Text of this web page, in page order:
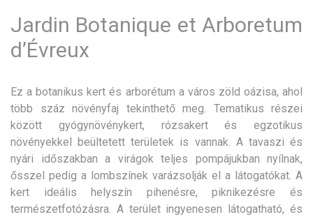
Jardin Botanique et Arboretum
d’Évreux
Ez a botanikus kert és arborétum a város zöld oázisa, ahol
több száz növényfaj tekinthető meg. Tematikus részei
között gyógynövénykert, rózsakert és egzotikus
növényekkel beültetett területek is vannak. A tavaszi és
nyári időszakban a virágok teljes pompájukban nyílnak,
ősszel pedig a lombszínek varázsolják el a látogatókat. A
kert ideális helyszín pihenésre, piknikezésre és
természetfotózásra. A terület ingyenesen látogatható, és